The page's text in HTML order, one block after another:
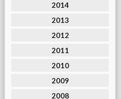
2014
2013
2012
2011
2010
2009
2008